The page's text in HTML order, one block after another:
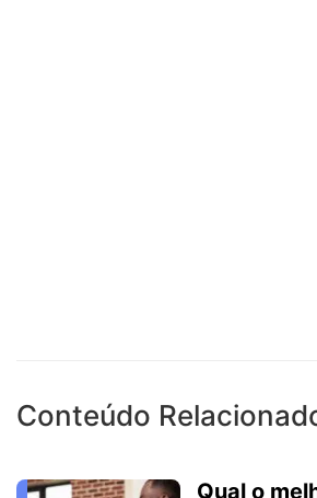
Conteúdo
Qual o